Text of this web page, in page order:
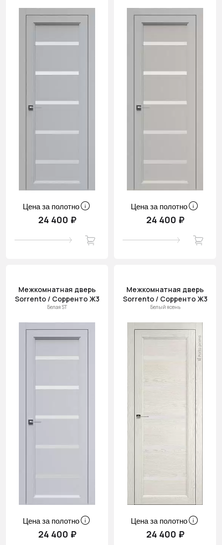
Цена за полотно
24 400 ₽
Цена за полотно
24 400 ₽
Межкомнатная дверь
Sorrento / Сорренто Ж3
Белая ST
Цена за полотно
24 400 ₽
Межкомнатная дверь
Sorrento / Сорренто Ж3
Белый ясень
Цена за полотно
24 400 ₽